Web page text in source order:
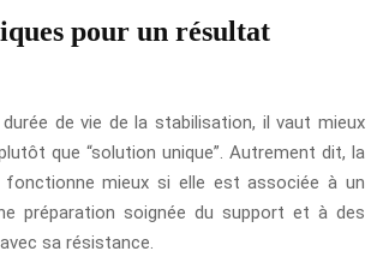
pour un résultat
de vie de la stabilisation, il vaut mieux
que “solution unique”. Autrement dit, la
mieux si elle est associée à un
préparation soignée du support et à des
sa résistance.